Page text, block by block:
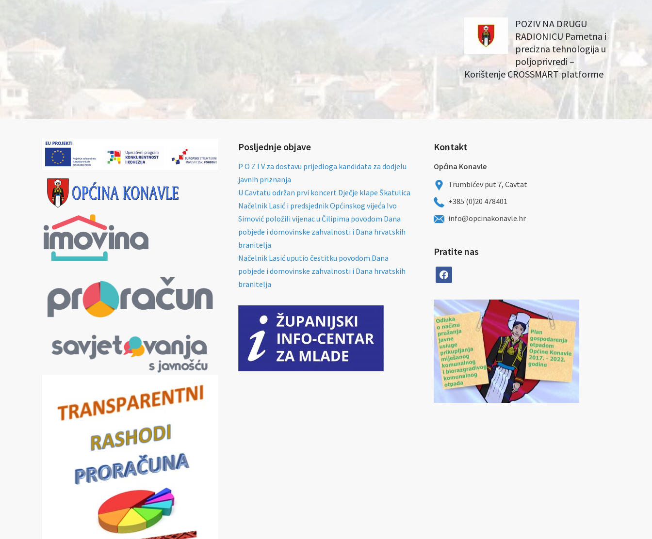
POZIV NA DRUGU
RADIONICU Pametna i
precizna tehnologija u
poljoprivredi –
Korištenje CROSSMART platforme
Posljednje objave
P O Z I V za dostavu prijedloga kandidata za dodjelu
javnih priznanja
U Cavtatu održan prvi koncert Dječje klape Škatulica
Načelnik Lasić i predsjednik Općinskog vijeća Ivo
Simović položili vijenac u Čilipima povodom Dana
pobjede i domovinske zahvalnosti i Dana hrvatskih
branitelja
Načelnik Lasić uputio čestitku povodom Dana
pobjede i domovinske zahvalnosti i Dana hrvatskih
branitelja
Kontakt
Općina Konavle
Trumbićev put 7, Cavtat
+385 (0)20 478401
info@opcinakonavle.hr
Pratite nas
facebook